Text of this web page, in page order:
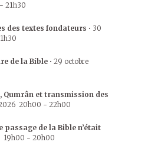
- 21h30
des textes fondateurs • 30
de la Bible • 29 octobre
Qumrân et transmission des
20h00 - 22h00
passage de la Bible n’était
19h00 - 20h00